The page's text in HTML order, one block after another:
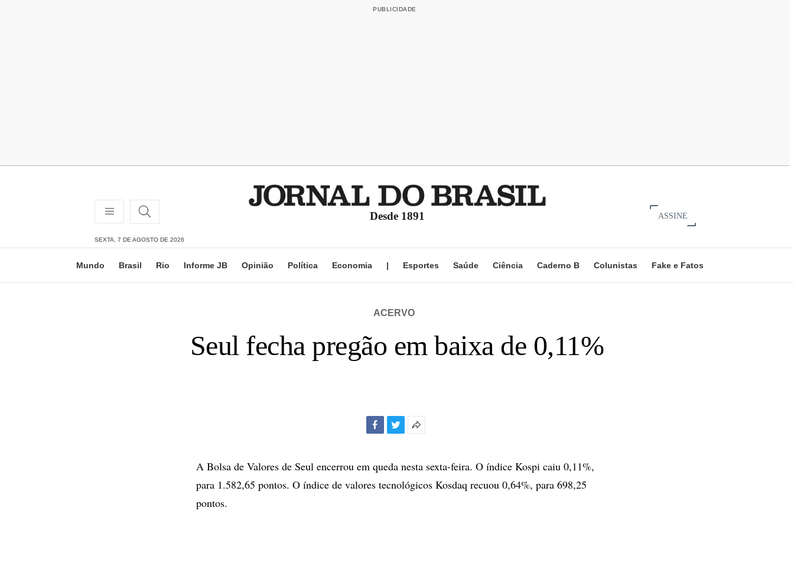
Desde 1891 ASSINE
SEXTA, 7 DE AGOSTO DE 2026
Mundo Brasil Rio Informe JB Opinião Política Economia | Esportes Saúde Ciência Caderno B Colunistas Fake e Fatos
ACERVO
Seul fecha pregão em baixa de 0,11%
compartilhamento
A Bolsa de Valores de Seul encerrou em queda nesta sexta-feira. O índice Kospi caiu 0,11%,
para 1.582,65 pontos. O índice de valores tecnológicos Kosdaq recuou 0,64%, para 698,25
pontos.